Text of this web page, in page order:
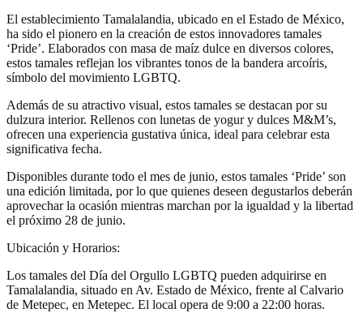
El establecimiento Tamalalandia, ubicado en el Estado de México,
ha sido el pionero en la creación de estos innovadores tamales
‘Pride’. Elaborados con masa de maíz dulce en diversos colores,
estos tamales reflejan los vibrantes tonos de la bandera arcoíris,
símbolo del movimiento LGBTQ.
Además de su atractivo visual, estos tamales se destacan por su
dulzura interior. Rellenos con lunetas de yogur y dulces M&M’s,
ofrecen una experiencia gustativa única, ideal para celebrar esta
significativa fecha.
Disponibles durante todo el mes de junio, estos tamales ‘Pride’ son
una edición limitada, por lo que quienes deseen degustarlos deberán
aprovechar la ocasión mientras marchan por la igualdad y la libertad
el próximo 28 de junio.
Ubicación y Horarios:
Los tamales del Día del Orgullo LGBTQ pueden adquirirse en
Tamalalandia, situado en Av. Estado de México, frente al Calvario
de Metepec, en Metepec. El local opera de 9:00 a 22:00 horas.